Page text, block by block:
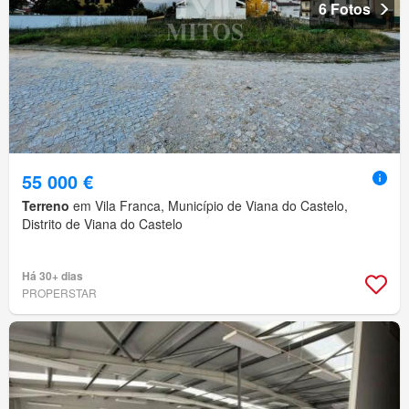
6 Fotos
55 000 €
Terreno em Vila Franca, Município de Viana do Castelo,
Distrito de Viana do Castelo
Há 30+ dias
PROPERSTAR